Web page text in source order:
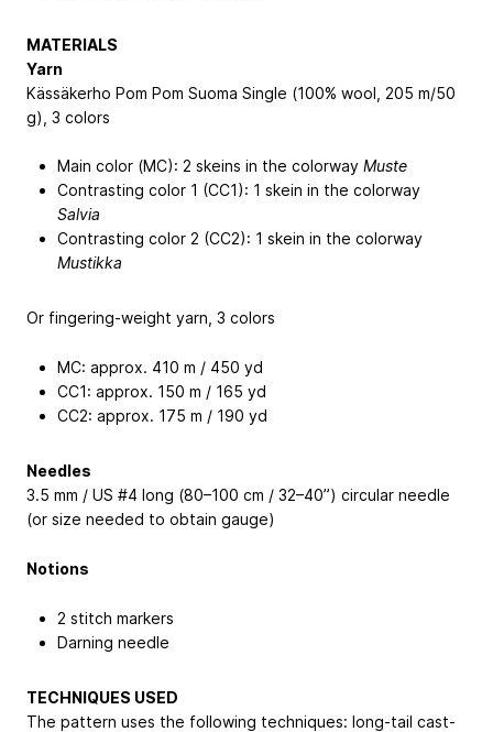
MATERIALS
Yarn
Kässäkerho Pom Pom Suoma Single (100% wool, 205 m/50
g), 3 colors
Main color (MC): 2 skeins in the colorway Muste
Contrasting color 1 (CC1): 1 skein in the colorway
Salvia
Contrasting color 2 (CC2): 1 skein in the colorway
Mustikka
Or fingering-weight yarn, 3 colors
MC: approx. 410 m / 450 yd
CC1: approx. 150 m / 165 yd
CC2: approx. 175 m / 190 yd
Needles
3.5 mm / US #4 long (80–100 cm / 32–40”) circular needle
(or size needed to obtain gauge)
Notions
2 stitch markers
Darning needle
TECHNIQUES USED
The pattern uses the following techniques: long-tail cast-